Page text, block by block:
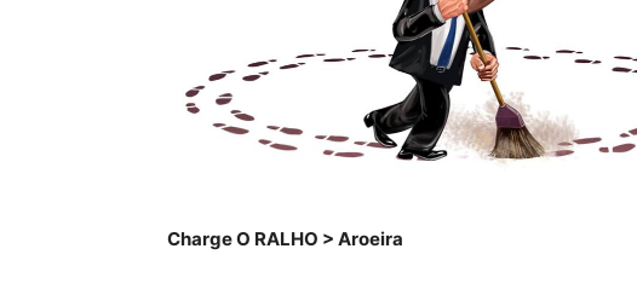
Charge O RALHO > Aroeira